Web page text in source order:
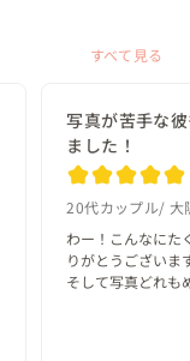
すべて見る
写真が苦手な
ました！
20代カップル 大
わー！こんなにた
りがとうございま
そして写真どれも